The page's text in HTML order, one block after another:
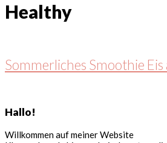
Healthy
Sommerliches Smoothie Eis
Hallo!
Willkommen auf meiner Website